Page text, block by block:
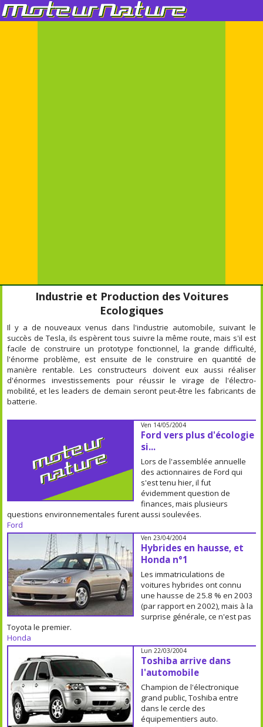
Industrie et Production des Voitures
Ecologiques
Il y a de nouveaux venus dans l'industrie automobile, suivant le
succès de Tesla, ils espèrent tous suivre la même route, mais s'il est
facile de construire un prototype fonctionnel, la grande difficulté,
l'énorme problème, est ensuite de le construire en quantité de
manière rentable. Les constructeurs doivent eux aussi réaliser
d'énormes investissements pour réussir le virage de l'électro-
mobilité, et les leaders de demain seront peut-être les fabricants de
batterie.
Ven 14/05/2004
Ford vers plus d'écologie
si...
Lors de l'assemblée annuelle
des actionnaires de Ford qui
s'est tenu hier, il fut
évidemment question de
finances, mais plusieurs
questions environnementales furent aussi soulevées.
Ford
Ven 23/04/2004
Hybrides en hausse, et
Honda n°1
Les immatriculations de
voitures hybrides ont connu
une hausse de 25.8 % en 2003
(par rapport en 2002), mais à la
surprise générale, ce n'est pas
Toyota le premier.
Honda
Lun 22/03/2004
Toshiba arrive dans
l'automobile
Champion de l'électronique
grand public, Toshiba entre
dans le cercle des
équipementiers auto.